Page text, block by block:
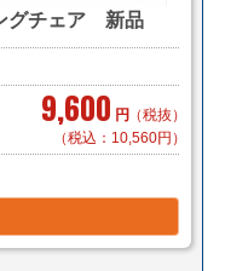
グチェア 新品
9,600 円 （税抜）
（税込：10,560円）